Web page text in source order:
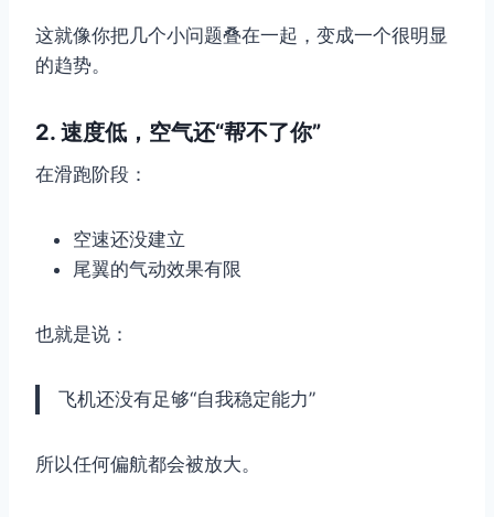
这就像你把几个小问题叠在一起，变成一个很明显
的趋势。
2. 速度低，空气还“帮不了你”
在滑跑阶段：
空速还没建立
尾翼的气动效果有限
也就是说：
飞机还没有足够“自我稳定能力”
所以任何偏航都会被放大。